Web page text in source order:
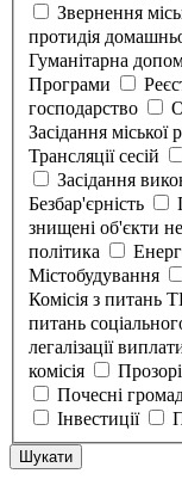
Звернення
протидія
Гуманітарна
Програми
господарство
Засідання міської
Трансляції сесій
Засідання
Безбар'єрність
знищені об'єкти
політика
Містобудування
Комісія з питань
питань
легалізації
комісія
Почесні
Інвестиції
Шукати